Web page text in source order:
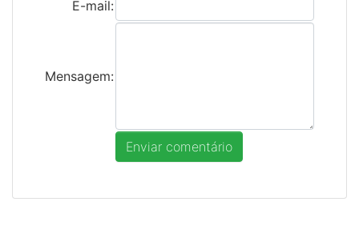
E-mail:
Mensagem: